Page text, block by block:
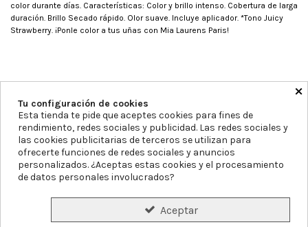
color durante días. Características: Color y brillo intenso. Cobertura de larga
duración. Brillo Secado rápido. Olor suave. Incluye aplicador. *Tono Juicy
Strawberry. ¡Ponle color a tus uñas con Mia Laurens Paris!
Farmacia Blanca Llacer
Av. Montecarlo 11, 03503, Alicante
965855297
info@farmaciablancallacer.es
Aviso legal Política de Privacidad
Política de Cookies
Declaración de accesibilidad
Mapa del sitio
×
Tu configuración de cookies
Esta tienda te pide que aceptes cookies para fines de
rendimiento, redes sociales y publicidad. Las redes sociales y
las cookies publicitarias de terceros se utilizan para
ofrecerte funciones de redes sociales y anuncios
personalizados. ¿Aceptas estas cookies y el procesamiento
de datos personales involucrados?
Aceptar